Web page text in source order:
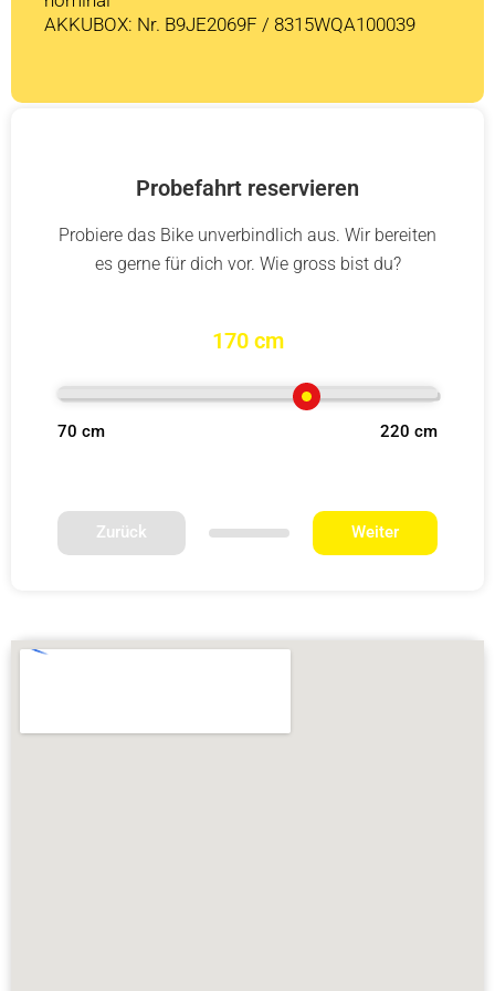
AKKUBOX: Nr. B9JE2069F / 8315WQA100039
Probefahrt reservieren
Probiere das Bike unverbindlich aus. Wir bereiten
es gerne für dich vor. Wie gross bist du?
170 cm
70 cm 220 cm
Zurück Weiter